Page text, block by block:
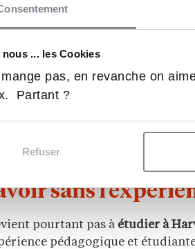
... les Cookies
pas, en revanche on
Partant ?
Refuser
Vinci. « Elles partagent une
nouveaux étudiants et affirmer
d’influence, uninstrument de
même sans y être admis. «
globale, innovation
Les MOOC servent à la fois
à tous, partout dans le
», poursuit Arnaude
sans
pourtant pas à étudier à
pédagogique et